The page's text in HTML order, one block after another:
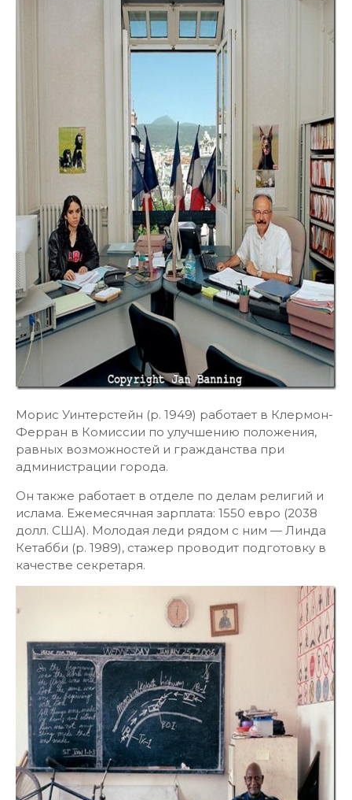
Морис Уинтерстейн (р. 1949) работает в Клермон-
Ферран в Комиссии по улучшению положения,
равных возможностей и гражданства при
администрации города.
Он также работает в отделе по делам религий и
ислама. Ежемесячная зарплата: 1550 евро (2038
долл. США). Молодая леди рядом с ним — Линда
Кетабби (р. 1989), стажер проводит подготовку в
качестве секретаря.